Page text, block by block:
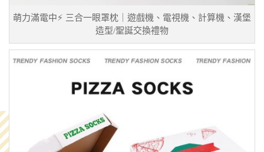
萌力滿電中⚡ 三合一眼罩枕｜遊戲機、電視機、計算機、漢堡
造型/聖誕交換禮物